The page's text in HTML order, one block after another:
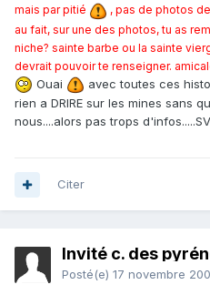
mais par pitié
, pas de photos
au fait, sur une des photos, tu as
niche? sainte barbe ou la sainte
devrait pouvoir te renseigner.
Ouai
avec toutes ces
rien a DRIRE sur les mines sans
nous....alors pas trops
Citer
Invité c. des
Posté(e) 17 novembre